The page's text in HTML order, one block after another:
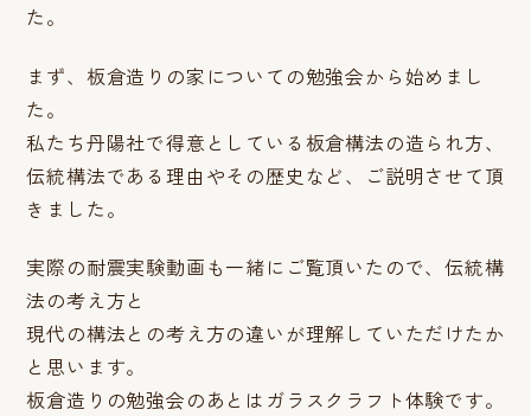
た。
まず、板倉造りの家についての勉強会から始めまし
た。
私たち丹陽社で得意としている板倉構法の造られ方、
伝統構法である理由やその歴史など、ご説明させて頂
きました。
実際の耐震実験動画も一緒にご覧頂いたので、伝統構
法の考え方と
現代の構法との考え方の違いが理解していただけたか
と思います。
板倉造りの勉強会のあとはガラスクラフト体験です。